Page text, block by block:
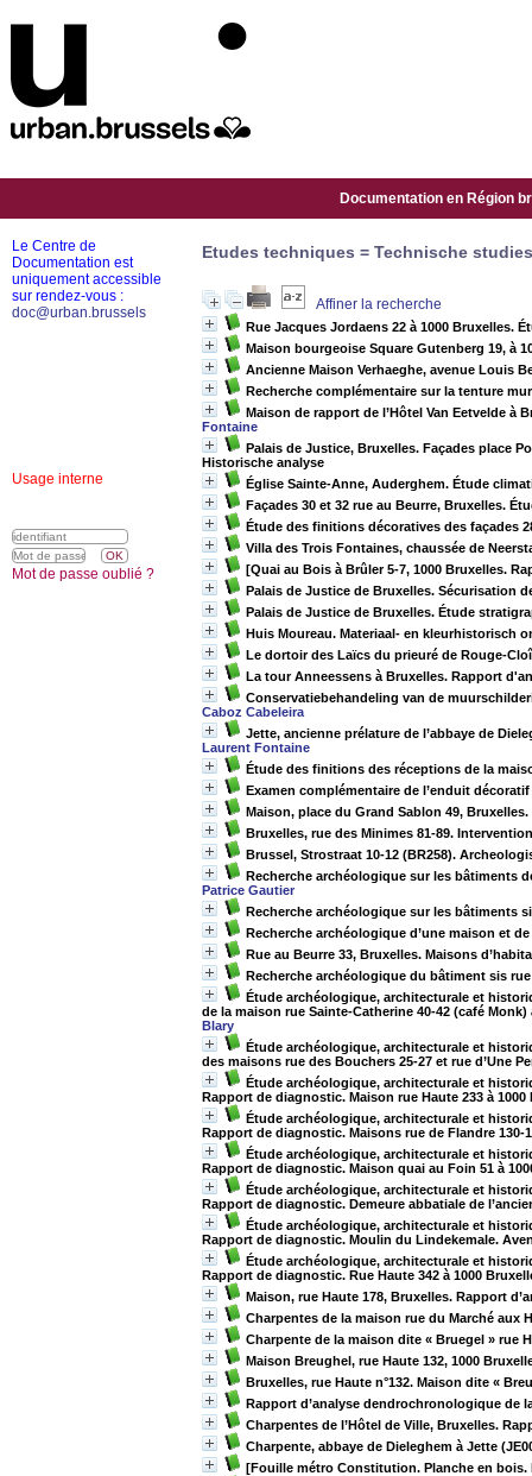
Documentation en Région
Etudes techniques = Technische studies
Affiner la recherche
Rue Jacques Jordaens 22 à 1000 Bruxelles.
Maison bourgeoise Square Gutenberg 19, à
Ancienne Maison Verhaeghe, avenue Louis
Recherche complémentaire sur la tenture
Maison de rapport de l’Hôtel Van Eetvelde
Fontaine
Palais de Justice, Bruxelles. Façades place
Historische analyse
Église Sainte-Anne, Auderghem. Étude
Façades 30 et 32 rue au Beurre, Bruxelles.
Étude des finitions décoratives des façades
Villa des Trois Fontaines, chaussée de
[Quai au Bois à Brûler 5-7, 1000 Bruxelles.
Palais de Justice de Bruxelles. Sécurisation
Palais de Justice de Bruxelles. Étude
Huis Moureau. Materiaal- en kleurhistorisch
Le dortoir des Laïcs du prieuré de Rouge-
La tour Anneessens à Bruxelles. Rapport
Conservatiebehandeling van de
Caboz Cabeleira
Jette, ancienne prélature de l’abbaye de
Laurent Fontaine
Étude des finitions des réceptions de la
Examen complémentaire de l’enduit
Maison, place du Grand Sablon 49,
Bruxelles, rue des Minimes 81-89.
Brussel, Strostraat 10-12 (BR258).
Recherche archéologique sur les bâtiments
Patrice Gautier
Recherche archéologique sur les bâtiments
Recherche archéologique d’une maison et
Rue au Beurre 33, Bruxelles. Maisons
Recherche archéologique du bâtiment sis
Étude archéologique, architecturale et
de la maison rue Sainte-Catherine 40-42 (café
Blary
Étude archéologique, architecturale et
des maisons rue des Bouchers 25-27 et rue d’Une
Étude archéologique, architecturale et
Rapport de diagnostic. Maison rue Haute 233 à 1000
Étude archéologique, architecturale et
Rapport de diagnostic. Maisons rue de Flandre 130-
Étude archéologique, architecturale et
Rapport de diagnostic. Maison quai au Foin 51 à
Étude archéologique, architecturale et
Rapport de diagnostic. Demeure abbatiale de
Étude archéologique, architecturale et
Rapport de diagnostic. Moulin du Lindekemale.
Étude archéologique, architecturale et
Rapport de diagnostic. Rue Haute 342 à 1000
Maison, rue Haute 178, Bruxelles. Rapport
Charpentes de la maison rue du Marché aux
Charpente de la maison dite « Bruegel » rue
Maison Breughel, rue Haute 132, 1000
Bruxelles, rue Haute n°132. Maison dite «
Rapport d’analyse dendrochronologique de
Charpentes de l’Hôtel de Ville, Bruxelles.
Charpente, abbaye de Dieleghem à Jette
[Fouille métro Constitution. Planche en bois.
Le Centre de
Documentation est
uniquement accessible
sur rendez-vous :
doc@urban.brussels
Usage interne
Mot de passe oublié ?